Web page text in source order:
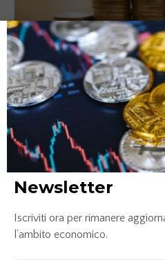
Tassi di interesse e rata
connessioni e
6 Ottobre
LEGGI
Newsletter
Iscriviti ora per rimanere
l’ambito economico.